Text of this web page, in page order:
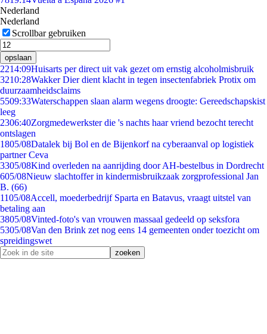
Nederland
Nederland
Scrollbar gebruiken
opslaan
2214:09Huisarts per direct uit vak gezet om ernstig alcoholmisbruik
3210:28Wakker Dier dient klacht in tegen insectenfabriek Protix om
duurzaamheidsclaims
5509:33Waterschappen slaan alarm wegens droogte: Gereedschapskist
leeg
2306:40Zorgmedewerkster die 's nachts haar vriend bezocht terecht
ontslagen
1805/08Datalek bij Bol en de Bijenkorf na cyberaanval op logistiek
partner Ceva
3305/08Kind overleden na aanrijding door AH-bestelbus in Dordrecht
605/08Nieuw slachtoffer in kindermisbruikzaak zorgprofessional Jan
B. (66)
1105/08Accell, moederbedrijf Sparta en Batavus, vraagt uitstel van
betaling aan
3805/08Vinted-foto's van vrouwen massaal gedeeld op seksfora
5305/08Van den Brink zet nog eens 14 gemeenten onder toezicht om
spreidingswet